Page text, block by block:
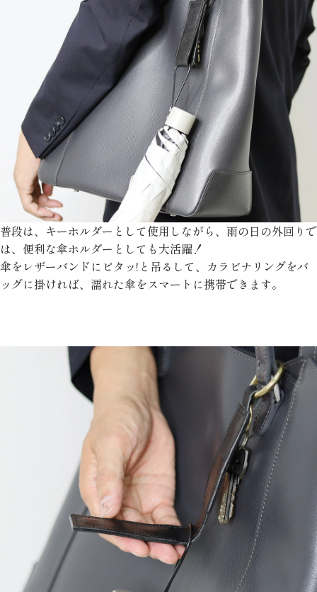
普段は、キーホルダーとして使用しながら、雨の日の外回りで
は、便利な傘ホルダーとしても大活躍！
傘をレザーバンドにピタッ!と吊るして、カラビナリングをバ
ッグに掛ければ、濡れた傘をスマートに携帯できます。